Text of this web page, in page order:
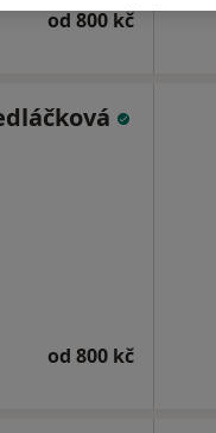
od 800 kč
od 800 kč